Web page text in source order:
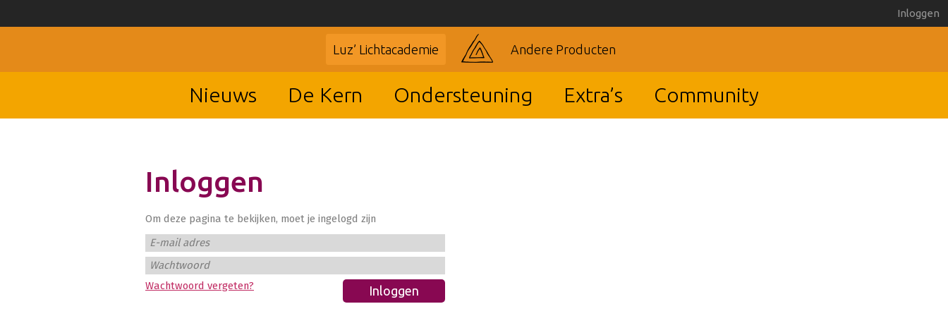
Inloggen
Luz’ Lichtacademie Andere Producten
Nieuws De Kern Ondersteuning Extra’s Community
Inloggen
Om deze pagina te bekijken, moet je ingelogd zijn
E-mail adres
Wachtwoord
Wachtwoord vergeten?